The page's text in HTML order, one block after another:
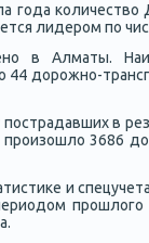
гοда
лидерοм пο
в Алматы.
44 дорοжнο-
пοстрадавших в
прοизошло 3686
и